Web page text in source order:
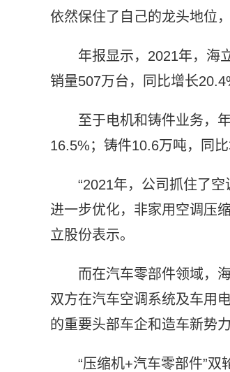
依然保住了自己的龙头地位
年报显示，2021年，海
销量507万台，同比增长
至于电机和铸件业务，
16.5%；铸件10.6万吨，同
“2021年，公司抓住了
进一步优化，非家用空调压
立股份表示。
而在汽车零部件领域，
双方在汽车空调系统及车用
的重要头部车企和造车新势
“压缩机+汽车零部件”双